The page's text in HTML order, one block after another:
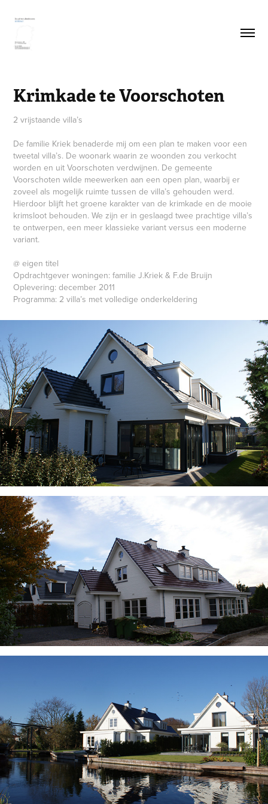
Krimkade te Voorschoten
2 vrijstaande villa’s
De familie Kriek benaderde mij om een plan te maken voor een
tweetal villa’s. De woonark waarin ze woonden zou verkocht
worden en uit Voorschoten verdwijnen. De gemeente
Voorschoten wilde meewerken aan een open plan, waarbij er
zoveel als mogelijk ruimte tussen de villa’s gehouden werd.
Hierdoor blijft het groene karakter van de krimkade en de mooie
krimsloot behouden. We zijn er in geslaagd twee prachtige villa’s
te ontwerpen, een meer klassieke variant versus een moderne
variant.
@ eigen titel
Opdrachtgever woningen: familie J.Kriek & F.de Bruijn
Oplevering: december 2011
Programma: 2 villa’s met volledige onderkeldering